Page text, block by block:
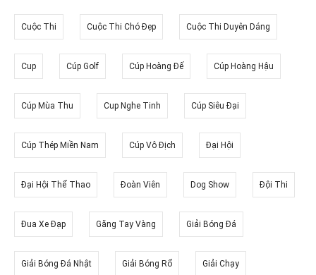
Cuộc Thi Cuộc Thi Chó Đẹp Cuộc Thi Duyên Dáng
Cup Cúp Golf Cúp Hoàng Đế Cúp Hoàng Hậu
Cúp Mùa Thu Cup Nghe Tinh Cúp Siêu Đại
Cúp Thép Miền Nam Cúp Vô Địch Đại Hội
Đại Hội Thể Thao Đoàn Viên Dog Show Đội Thi
Đua Xe Đạp Găng Tay Vàng Giải Bóng Đá
Giải Bóng Đá Nhật Giải Bóng Rổ Giải Chạy